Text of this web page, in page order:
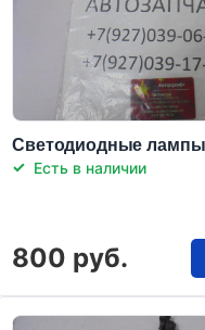
Светодиодные
Есть в наличии
800 руб.